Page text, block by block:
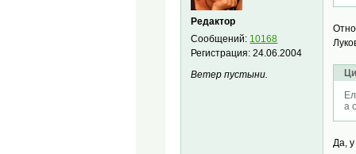
Редактор
Сообщений: 10168
Регистрация:24.06.2004
Ветер пустыни.
а
Да,